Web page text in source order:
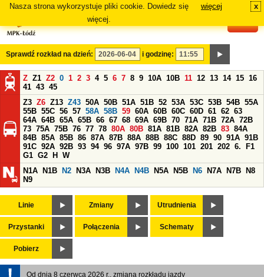
Nasza strona wykorzystuje pliki cookie. Dowiedz się
więcej.
więcej x
Sprawdź rozkład na dzień: i godzinę:
Z Z1 Z2 0 1 2 3 4 5 6 7 8 9 10A 10B 11 12 13 14 15 16
41 43 45
Z3 Z6 Z13 Z43 50A 50B 51A 51B 52 53A 53C 53B 54B 55A
55B 55C 56 57 58A 58B 59 60A 60B 60C 60D 61 62 63
64A 64B 65A 65B 66 67 68 69A 69B 70 71A 71B 72A 72B
73 75A 75B 76 77 78 80A 80B 81A 81B 82A 82B 83 84A
84B 85A 85B 86 87A 87B 88A 88B 88C 88D 89 90 91A 91B
91C 92A 92B 93 94 96 97A 97B 99 100 101 201 202 6.
F1
G1 G2 H
W
N1A
N1B N2 N3A N3B N4A N4B N5A N5B N6 N7A N7B
N8
N9
Linie Zmiany Utrudnienia
Przystanki Połączenia Schematy
Pobierz
Od dnia 8 czerwca 2026 r., zmiana rozkładu jazdy